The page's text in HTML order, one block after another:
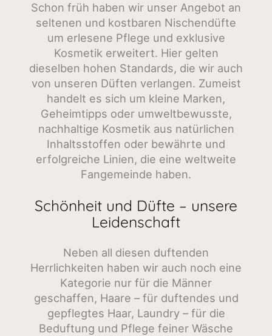
Schon früh haben wir unser Angebot an
seltenen und kostbaren Nischendüfte
um erlesene Pflege und exklusive
Kosmetik erweitert. Hier gelten
dieselben hohen Standards, die wir auch
von unseren Düften verlangen. Zumeist
handelt es sich um kleine Marken,
Geheimtipps oder umweltbewusste,
nachhaltige Kosmetik aus natürlichen
Inhaltsstoffen oder bewährte und
erfolgreiche Linien, die eine weltweite
Fangemeinde haben.
Schönheit und Düfte – unsere
Leidenschaft
Neben all diesen duftenden
Herrlichkeiten haben wir auch noch eine
Kategorie nur für die Männer
geschaffen, Haare – für duftendes und
gepflegtes Haar, Laundry – für die
Beduftung und Pflege feiner Wäsche